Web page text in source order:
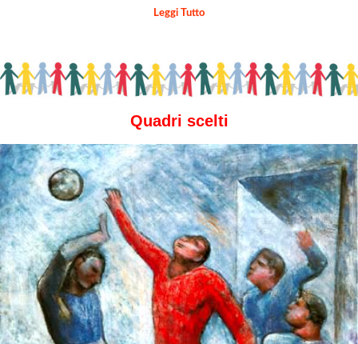
Leggi Tutto
Quadri scelti